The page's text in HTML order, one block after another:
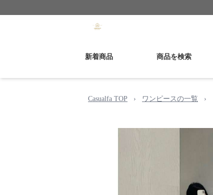
新着商品 商品を検索
Casualfa TOP › ワンピースの一覧 ›